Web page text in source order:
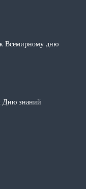
к Всемирному дню
Дню знаний